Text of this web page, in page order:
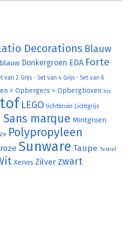
Decorations Blauw
Donkergroen EDA Forte
van 2 Grijs - Set van 4 Grijs - Set van 6
> Opbergers > Opbergboxen Iris
LEGO lichtbruin Lichtgrijs
marque Mintgroen
Polypropyleen
roze Sunware Taupe Textiel
Xenos Zilver zwart